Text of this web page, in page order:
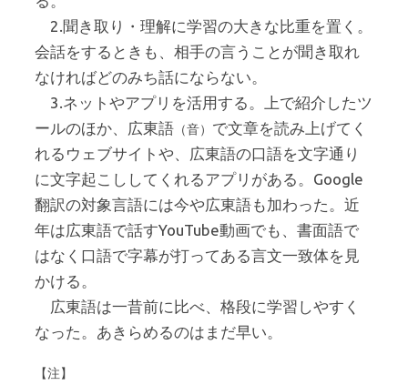
2.聞き取り・理解に学習の大きな比重を置く。
会話をするときも、相手の言うことが聞き取れ
なければどのみち話にならない。
3.ネットやアプリを活用する。上で紹介したツ
ールのほか、広東語 （音） で文章を読み上げてく
れるウェブサイトや、広東語の口語を文字通り
に文字起こししてくれるアプリがある。Google
翻訳の対象言語には今や広東語も加わった。近
年は広東語で話すYouTube動画でも、書面語で
はなく口語で字幕が打ってある言文一致体を見
かける。
広東語は一昔前に比べ、格段に学習しやすく
なった。あきらめるのはまだ早い。
【注】